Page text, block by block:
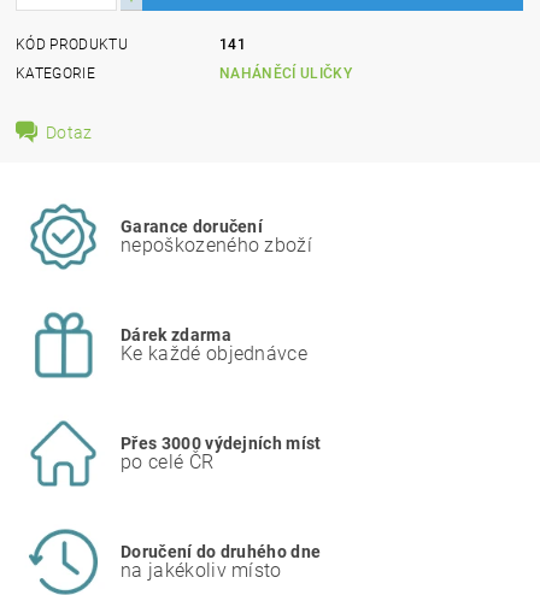
KÓD PRODUKTU
141
KATEGORIE
NAHÁNĚCÍ ULIČKY
Dotaz
Garance doručení
nepoškozeného zboží
Dárek zdarma
Ke každé objednávce
Přes 3000 výdejních míst
po celé ČR
Doručení do druhého dne
na jakékoliv místo